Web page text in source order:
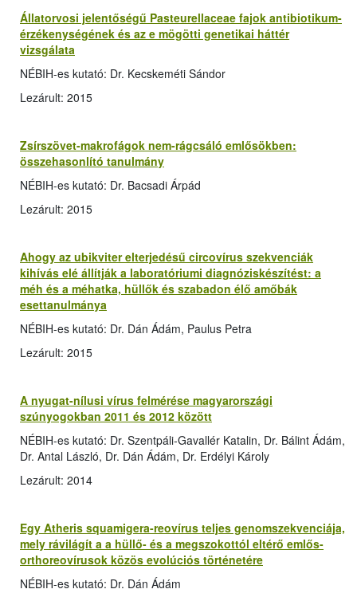
Állatorvosi jelentőségű Pasteurellaceae fajok antibiotikum-
érzékenységének és az e mögötti genetikai háttér
vizsgálata
NÉBIH-es kutató: Dr. Kecskeméti Sándor
Lezárult: 2015
Zsírszövet-makrofágok nem-rágcsáló emlősökben:
összehasonlító tanulmány
NÉBIH-es kutató: Dr. Bacsadi Árpád
Lezárult: 2015
Ahogy az ubikviter elterjedésű circovírus szekvenciák
kihívás elé állítják a laboratóriumi diagnóziskészítést: a
méh és a méhatka, hüllők és szabadon élő amőbák
esettanulmánya
NÉBIH-es kutató: Dr. Dán Ádám, Paulus Petra
Lezárult: 2015
A nyugat-nílusi vírus felmérése magyarországi
szúnyogokban 2011 és 2012 között
NÉBIH-es kutató: Dr. Szentpáli-Gavallér Katalin, Dr. Bálint Ádám,
Dr. Antal László, Dr. Dán Ádám, Dr. Erdélyi Károly
Lezárult: 2014
Egy Atheris squamigera-reovírus teljes genomszekvenciája,
mely rávilágít a a hüllő- és a megszokottól eltérő emlős-
orthoreovírusok közös evolúciós történetére
NÉBIH-es kutató: Dr. Dán Ádám